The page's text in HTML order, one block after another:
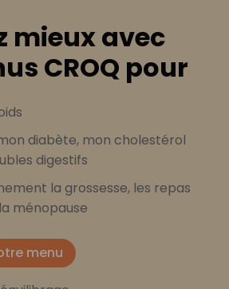
mieux avec
CROQ pour
diabète, mon cholestérol
digestifs
la grossesse, les repas
ménopause
menu